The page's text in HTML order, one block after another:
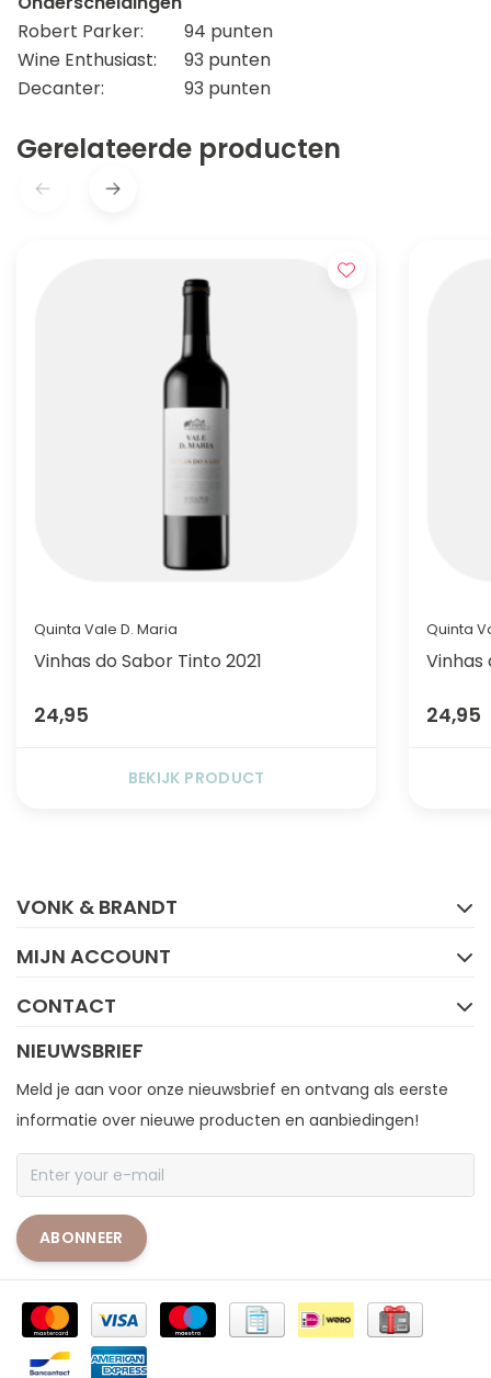
Robert Parker:
94 punten
Wine Enthusiast:
93 punten
Decanter:
93 punten
Gerelateerde producten
Quinta Vale D. Maria
Vinhas do Sabor Tinto 2021
24,95
BEKIJK PRODUCT
Quinta
Vinhas
24,95
VONK & BRANDT
MIJN ACCOUNT
CONTACT
NIEUWSBRIEF
Meld je aan voor onze nieuwsbrief en ontvang als eerste
informatie over nieuwe producten en aanbiedingen!
ABONNEER